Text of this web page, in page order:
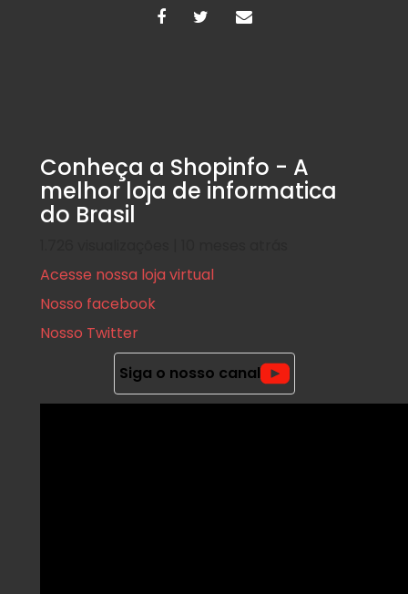
Conheça a Shopinfo - A
melhor loja de informatica
do Brasil
Acesse nossa loja virtual
Nosso facebook
Nosso Twitter
Siga o nosso canal